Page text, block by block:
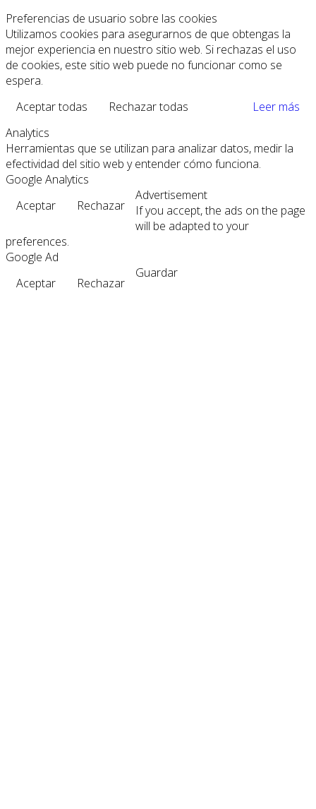
Preferencias de usuario sobre las cookies
Utilizamos cookies para asegurarnos de que obtengas la
mejor experiencia en nuestro sitio web. Si rechazas el uso
de cookies, este sitio web puede no funcionar como se
espera.
Aceptar todas
Rechazar todas
Leer más
Analytics
Herramientas que se utilizan para analizar datos, medir la
efectividad del sitio web y entender cómo funciona.
Google Analytics
Aceptar
Rechazar
Advertisement
If you accept, the ads on the page
will be adapted to your
preferences.
Google Ad
Aceptar
Rechazar
Guardar